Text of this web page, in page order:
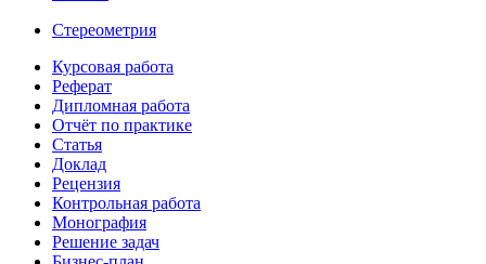
Стереометрия
Курсовая работа
Реферат
Дипломная работа
Отчёт по практике
Статья
Доклад
Рецензия
Контрольная работа
Монография
Решение задач